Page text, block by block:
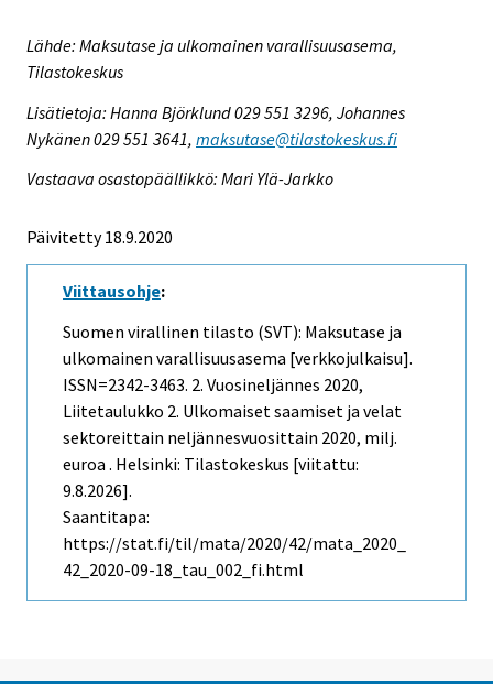
Lähde: Maksutase ja ulkomainen varallisuusasema,
Tilastokeskus
Lisätietoja: Hanna Björklund 029 551 3296, Johannes
Nykänen 029 551 3641, maksutase@tilastokeskus.fi
Vastaava osastopäällikkö: Mari Ylä-Jarkko
Päivitetty 18.9.2020
Viittausohje:
Suomen virallinen tilasto (SVT): Maksutase ja
ulkomainen varallisuusasema [verkkojulkaisu].
ISSN=2342-3463. 2. Vuosineljännes 2020,
Liitetaulukko 2. Ulkomaiset saamiset ja velat
sektoreittain neljännesvuosittain 2020, milj.
euroa . Helsinki: Tilastokeskus [viitattu:
9.8.2026].
Saantitapa:
https://stat.fi/til/mata/2020/42/mata_2020_
42_2020-09-18_tau_002_fi.html